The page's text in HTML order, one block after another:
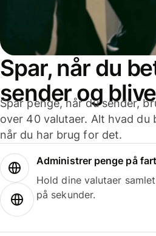
Spar, når du
sender og
Spar penge, når du sender,
over 40 valutaer. Alt hvad du
når du har brug for det.
Administrer penge på
Hold dine valutaer
på sekunder.